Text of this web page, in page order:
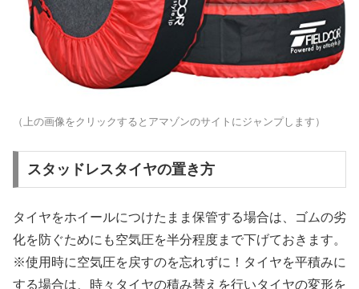
（上の画像をクリックするとアマゾンのサイトにジャンプします）
スタッドレスタイヤの置き方
タイヤをホイールにつけたまま保管する場合は、ゴムの劣
化を防ぐためにも空気圧を半分程度まで下げておきます。
※使用時に空気圧を戻すのを忘れずに！タイヤを平積みに
する場合は、時々タイヤの積み替えを行いタイヤの変形を